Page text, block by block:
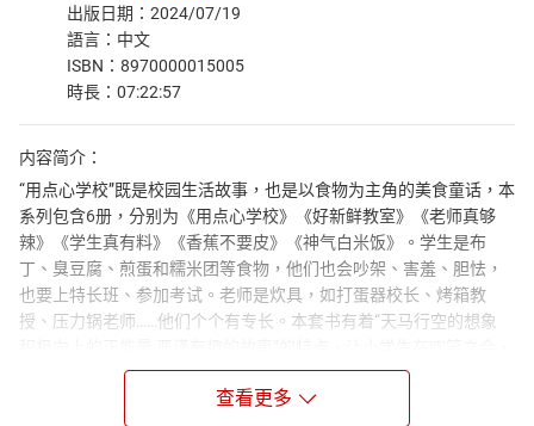
出版日期：2024/07/19
語言：中文
ISBN：8970000015005
時長：07:22:57
内容简介：
“用点心学校”既是校园生活故事，也是以食物为主角的美食童话，本
系列包含6册，分别为《用点心学校》《好新鲜教室》《老师真够
辣》《学生真有料》《香蕉不要皮》《神气白米饭》。学生是布
丁、臭豆腐、煎蛋和糯米团等食物，他们也会吵架、害羞、胆怯，
也要上特长班、参加考试。老师是炊具，如打蛋器校长、烤箱教
授、压力锅老师……他们个个有专长。本套书有着“天马行空的想象
激发想象力、获得积极向上的正能量、提高语文学习能力和写作能
查看更多